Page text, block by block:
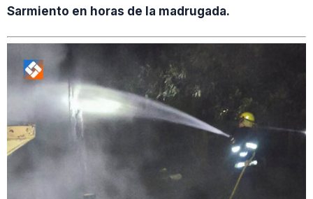
Sarmiento en horas de la madrugada.